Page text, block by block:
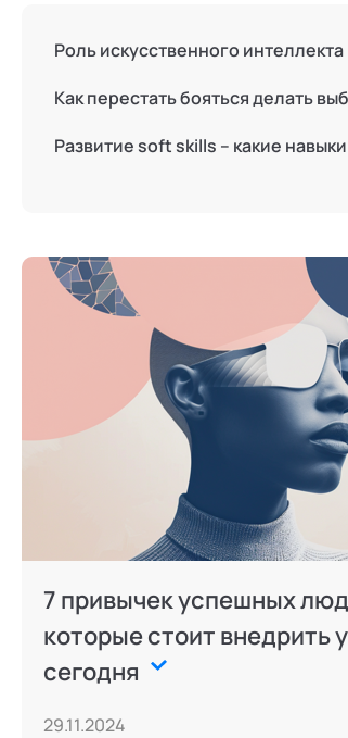
Роль искусственного
Как перестать бояться делать
Развитие soft skills – какие
7 привычек успешных
которые стоит внедрить
сегодня
29.11.2024